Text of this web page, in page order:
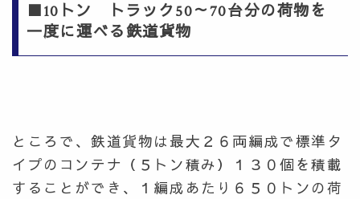
■10トン トラック50～70台分の荷物を
一度に運べる鉄道貨物
ところで、鉄道貨物は最大２６両編成で標準タ
イプのコンテナ（５トン積み）１３０個を積載
することができ、１編成あたり６５０トンの荷